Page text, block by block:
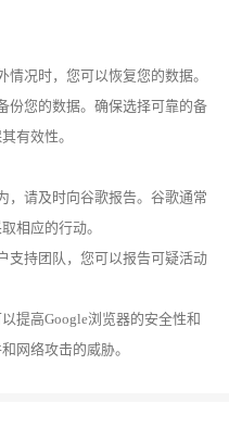
况时，您可以恢复您的数据。
份您的数据。确保选择可靠的备
有效性。
，请及时向谷歌报告。谷歌通常
相应的行动。
支持团队，您可以报告可疑活动
提高Google浏览器的安全性和
网络攻击的威胁。